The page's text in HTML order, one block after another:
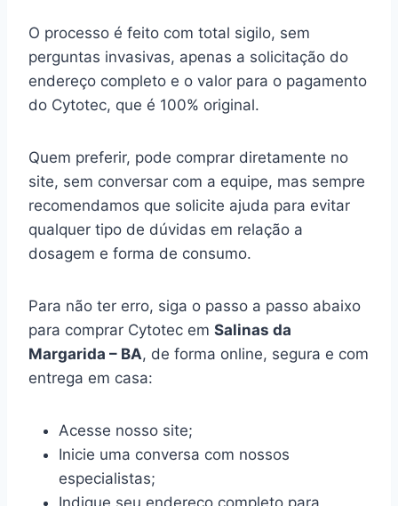
O processo é feito com total sigilo, sem
perguntas invasivas, apenas a solicitação do
endereço completo e o valor para o pagamento
do Cytotec, que é 100% original.
Quem preferir, pode comprar diretamente no
site, sem conversar com a equipe, mas sempre
recomendamos que solicite ajuda para evitar
qualquer tipo de dúvidas em relação a
dosagem e forma de consumo.
Para não ter erro, siga o passo a passo abaixo
para comprar Cytotec em Salinas da
Margarida – BA, de forma online, segura e com
entrega em casa:
Acesse nosso site;
Inicie uma conversa com nossos
especialistas;